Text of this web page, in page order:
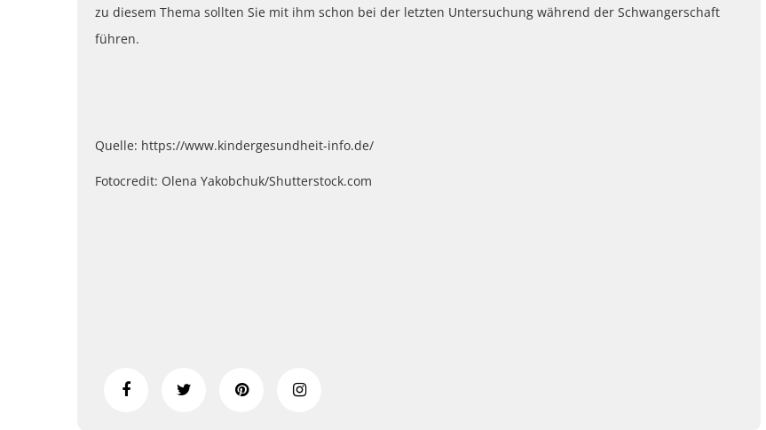
zu diesem Thema sollten Sie mit ihm schon bei der letzten Untersuchung während der Schwangerschaft
führen.
Quelle: https://www.kindergesundheit-info.de/
Fotocredit: Olena Yakobchuk/Shutterstock.com